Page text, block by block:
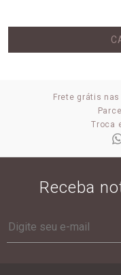
Frete grátis
Troca
Receba